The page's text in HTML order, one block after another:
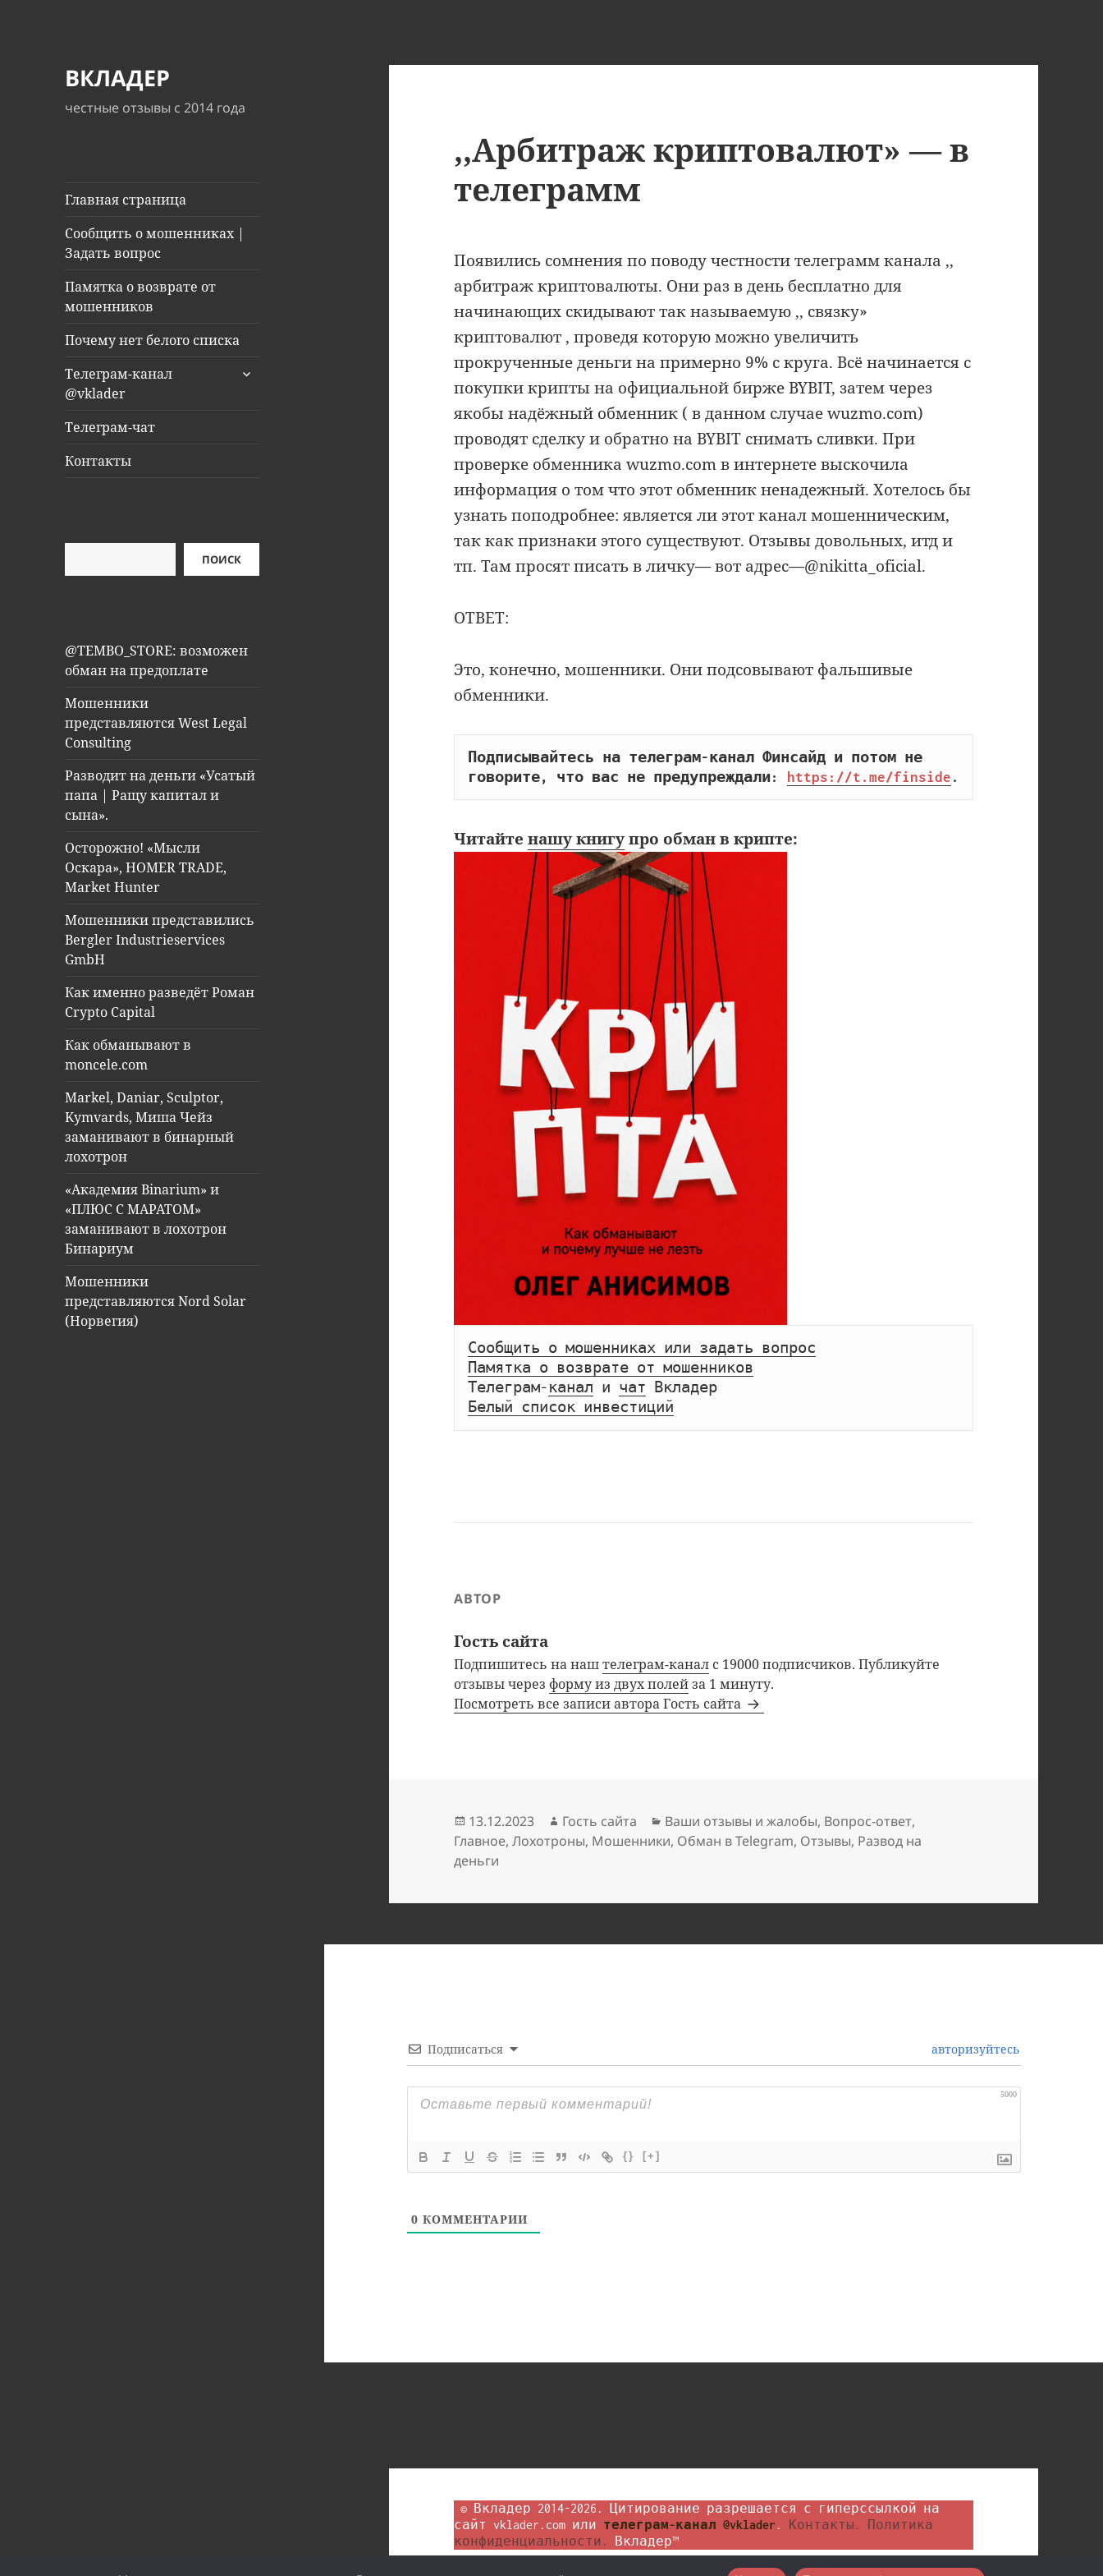
ВКЛАДЕР
честные отзывы с 2014 года
Главная страница
Сообщить о мошенниках |
Задать вопрос
Памятка о возврате от
мошенников
Почему нет белого списка
Телеграм-канал
@vklader
раскрыть
Телеграм-чат
Контакты
ПОИСК
@TEMBO_STORE: возможен
обман на предоплате
Мошенники
представляются West Legal
Consulting
Разводит на деньги «Усатый
папа | Ращу капитал и
сына».
Осторожно! «Мысли
Оскара», HOMER TRADE,
Market Hunter
Мошенники представились
Bergler Industrieservices
GmbH
Как именно разведёт Роман
Crypto Capital
Как обманывают в
moncele.com
Markel, Daniar, Sculptor,
Kymvards, Миша Чейз
заманивают в бинарный
лохотрон
«Академия Binarium» и
«ПЛЮС С МАРАТОМ»
заманивают в лохотрон
Бинариум
Мошенники
представляются Nord Solar
(Норвегия)
,,Арбитраж криптовалют» — в
телеграмм
Появились сомнения по поводу честности телеграмм канала ,,
арбитраж криптовалюты. Они раз в день бесплатно для
начинающих скидывают так называемую ,, связку»
криптовалют , проведя которую можно увеличить
прокрученные деньги на примерно 9% с круга. Всё начинается с
покупки крипты на официальной бирже BYBIT, затем через
якобы надёжный обменник ( в данном случае wuzmo.com)
проводят сделку и обратно на BYBIT снимать сливки. При
проверке обменника wuzmo.com в интернете выскочила
информация о том что этот обменник ненадежный. Хотелось бы
узнать поподробнее: является ли этот канал мошенническим,
так как признаки этого существуют. Отзывы довольных, итд и
тп. Там просят писать в личку— вот адрес—@nikitta_oficial.
ОТВЕТ:
Это, конечно, мошенники. Они подсовывают фальшивые
обменники.
Подписывайтесь на телеграм-канал Финсайд и потом не
говорите, что вас не предупреждали:
https://t.me/finside .
Читайтенашу книгупро обман в крипте:
Сообщить о мошенниках или задать вопрос
Памятка о возврате от мошенников
Телеграм- канал и чат
Вкладер
Белый список инвестиций
АВТОР
Гость сайта
Подпишитесь на наштелеграм-канал с 19000 подписчиков. Публикуйте
отзывы через форму из двух полейза 1 минуту.
Посмотреть все записи автора Гость сайта
Опубликовано
13.12.2023 Автор
Гость сайта Рубрики
Ваши отзывы и жалобы, Вопрос-ответ,
Главное,Лохотроны, Мошенники, Обман в Telegram, Отзывы, Развод на
деньги
Подписаться авторизуйтесь
5000
{} [+]
0 КОММЕНТАРИИ
© Вкладер 2014-2026. Цитирование разрешается с гиперссылкой на
сайт vklader.com или телеграм-канал @vklader. Контакты.
Политика
конфиденциальности.
Вкладер™